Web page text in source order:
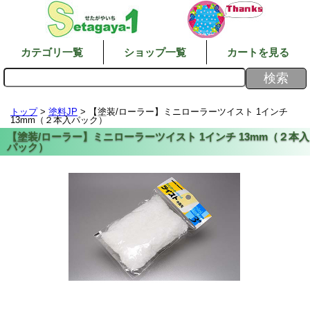
カテゴリ一覧 ショップ一覧 カートを見る
トップ> 塗料JP > 【塗装/ローラー】ミニローラーツイスト 1インチ
13mm（２本入パック）